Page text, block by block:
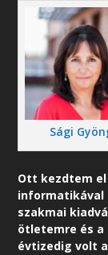
Sági
Ott kezdtem
informatikával
szakmai
ötletemre és
évtizedig volt